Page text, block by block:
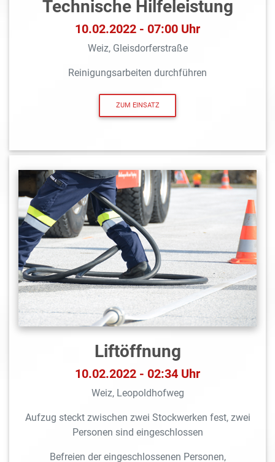
Technische Hilfeleistung
10.02.2022 - 07:00 Uhr
Weiz, Gleisdorferstraße
Reinigungsarbeiten durchführen
ZUM EINSATZ
Liftöffnung
10.02.2022 - 02:34 Uhr
Weiz, Leopoldhofweg
Aufzug steckt zwischen zwei Stockwerken fest, zwei
Personen sind eingeschlossen
Befreien der eingeschlossenen Personen,